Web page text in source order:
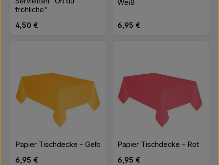
fröhliche"
Regulärer Preis:
4,50 €
Weiß
Regulärer Preis:
6,95 €
Papier Tischdecke - Gelb
Regulärer Preis:
6,95 €
Papier Tischdecke - Rot
Regulärer Preis:
6,95 €